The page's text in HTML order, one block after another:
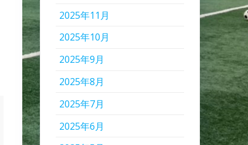
2025年11月
2025年10月
2025年9月
2025年8月
2025年7月
2025年6月